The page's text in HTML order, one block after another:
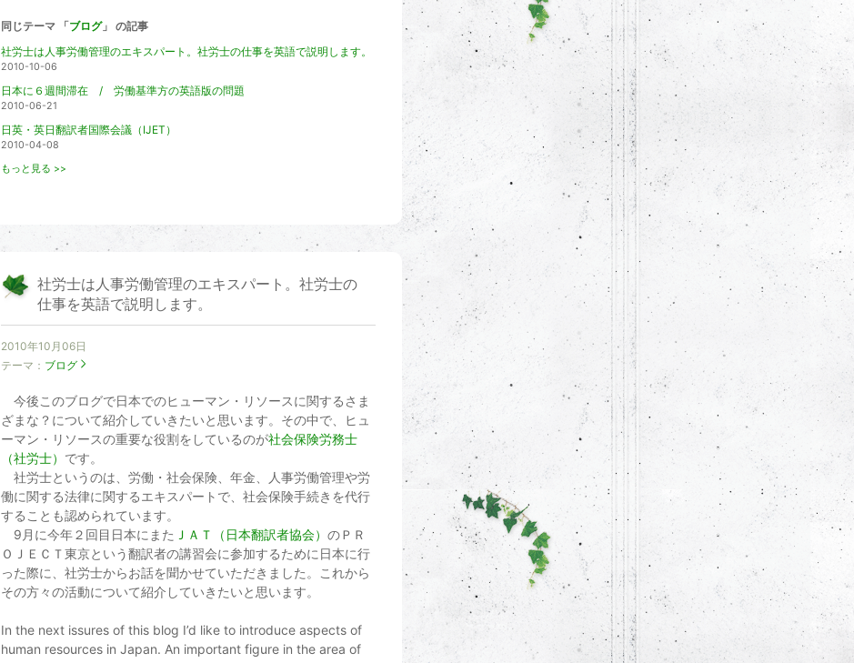
同じテーマ 「ブログ」 の記事
社労士は人事労働管理のエキスパート。社労士の仕事を英語で説明します。
2010-10-06
日本に６週間滞在 / 労働基準方の英語版の問題
2010-06-21
日英・英日翻訳者国際会議（IJET）
2010-04-08
もっと見る >>
社労士は人事労働管理のエキスパート。社労士の
仕事を英語で説明します。
2010年10月06日
テーマ： ブログ
今後このブログで日本でのヒューマン・リソースに関するさま
ざまな？について紹介していきたいと思います。その中で、ヒュ
ーマン・リソースの重要な役割をしているのが社会保険労務士
（社労士） です。
社労士というのは、労働・社会保険、年金、人事労働管理や労
働に関する法律に関するエキスパートで、社会保険手続きを代行
することも認められています。
9月に今年２回目日本にまた ＪＡＴ（日本翻訳者協会） のＰＲ
ＯＪＥＣＴ東京という翻訳者の講習会に参加するために日本に行
った際に、社労士からお話を聞かせていただきました。これから
その方々の活動について紹介していきたいと思います。
In the next issures of this blog I’d like to introduce aspects of
human resources in Japan. An important figure in the area of